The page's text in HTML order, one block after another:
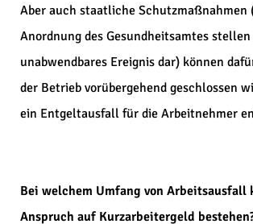
Aber auch staatliche Schutzmaßnahmen
Anordnung des Gesundheitsamtes stellen
unabwendbares Ereignis dar) können
der Betrieb vorübergehend geschlossen
ein Entgeltausfall für die Arbeitnehmer
Bei welchem Umfang von Arbeitsausfall
Anspruch auf Kurzarbeitergeld